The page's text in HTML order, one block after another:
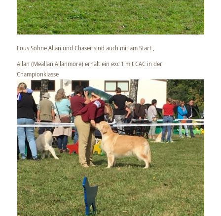
Lous Söhne Allan und Chaser sind auch mit am Start ,
Allan (Meallan Allanmore) erhält ein exc 1 mit CAC in der
Championklasse